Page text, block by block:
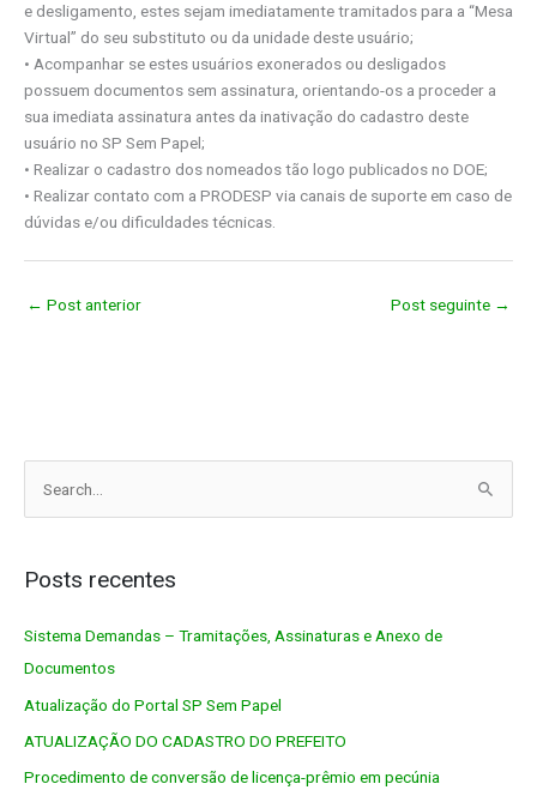
e desligamento, estes sejam imediatamente tramitados para a “Mesa
Virtual” do seu substituto ou da unidade deste usuário;
• Acompanhar se estes usuários exonerados ou desligados
possuem documentos sem assinatura, orientando-os a proceder a
sua imediata assinatura antes da inativação do cadastro deste
usuário no SP Sem Papel;
• Realizar o cadastro dos nomeados tão logo publicados no DOE;
• Realizar contato com a PRODESP via canais de suporte em caso de
dúvidas e/ou dificuldades técnicas.
← Post anterior Post seguinte →
q
i
s
a
r
Posts recentes
Sistema Demandas – Tramitações, Assinaturas e Anexo de
Documentos
Atualização do Portal SP Sem Papel
ATUALIZAÇÃO DO CADASTRO DO PREFEITO
Procedimento de conversão de licença-prêmio em pecúnia